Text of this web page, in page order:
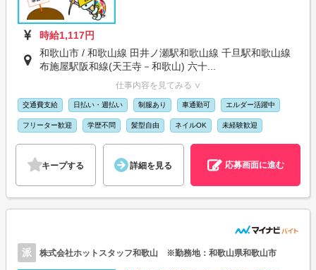
時給1,117円
和歌山市 / 和歌山線 田井ノ瀬駅和歌山線 千旦駅和歌山線
布施屋駅阪和線(天王寺－和歌山) 六十...
仕事内容を見てみる ∨
交通費支給 日払い・週払い 制服あり 車通勤可 エルダー活躍中
フリーター歓迎 学歴不問 髪型自由 ネイルOK 未経験歓迎
キープする 詳細を見る 応募画面に進む
派 株式会社ホットスタッフ和歌山 ※勤務地：和歌山県和歌山市